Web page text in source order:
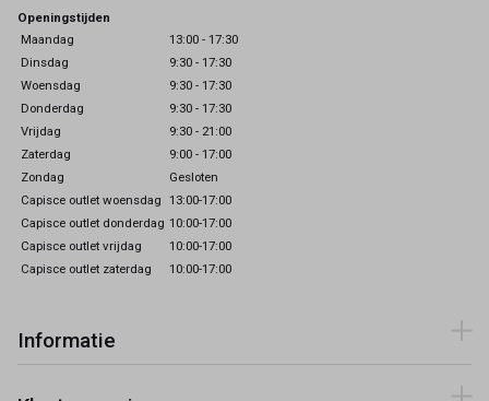
Openingstijden
Maandag
13:00 - 17:30
Dinsdag
9:30 - 17:30
Woensdag
9:30 - 17:30
Donderdag
9:30 - 17:30
Vrijdag
9:30 - 21:00
Zaterdag
9:00 - 17:00
Zondag
Gesloten
Capisce outlet woensdag 13:00-17:00
Capisce outlet donderdag 10:00-17:00
Capisce outlet vrijdag
10:00-17:00
Capisce outlet zaterdag
10:00-17:00
Informatie